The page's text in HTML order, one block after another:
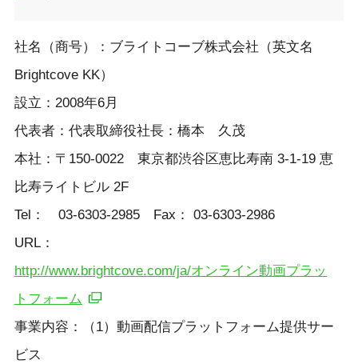
社名（商号）：ブライトコーブ株式会社（英文名
Brightcove KK）
設立：2008年6月
代表者：代表取締役社長：橋本 久茂
本社：〒150-0022 東京都渋谷区恵比寿南 3-1-19 恵
比寿ライトビル 2F
Tel： 03-6303-2985 Fax： 03-6303-2986
URL：
http://www.brightcove.com/ja/オンライン動画プラッ
トフォーム
事業内容：（1）動画配信プラットフォーム提供サー
ビス